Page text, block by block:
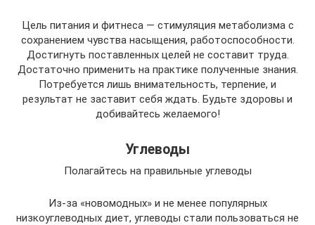
Цель питания и фитнеса — стимуляция метаболизма с
сохранением чувства насыщения, работоспособности.
Достигнуть поставленных целей не составит труда.
Достаточно применить на практике полученные знания.
Потребуется лишь внимательность, терпение, и
результат не заставит себя ждать. Будьте здоровы и
добивайтесь желаемого!
Углеводы
Полагайтесь на правильные углеводы
Из-за «новомодных» и не менее популярных
низкоуглеводных диет, углеводы стали пользоваться не